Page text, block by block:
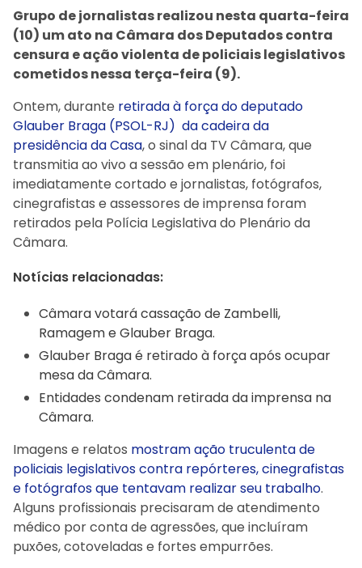
Grupo de jornalistas realizou nesta quarta-feira
(10) um ato na Câmara dos Deputados contra
censura e ação violenta de policiais legislativos
cometidos nessa terça-feira (9).
Ontem, durante retirada à força do deputado
Glauber Braga (PSOL-RJ) da cadeira da
presidência da Casa, o sinal da TV Câmara, que
transmitia ao vivo a sessão em plenário, foi
imediatamente cortado e jornalistas, fotógrafos,
cinegrafistas e assessores de imprensa foram
retirados pela Polícia Legislativa do Plenário da
Câmara.
Notícias relacionadas:
Câmara votará cassação de Zambelli,
Ramagem e Glauber Braga.
Glauber Braga é retirado à força após ocupar
mesa da Câmara.
Entidades condenam retirada da imprensa na
Câmara.
Imagens e relatos mostram ação truculenta de
policiais legislativos contra repórteres, cinegrafistas
e fotógrafos que tentavam realizar seu trabalho.
Alguns profissionais precisaram de atendimento
médico por conta de agressões, que incluíram
puxões, cotoveladas e fortes empurrões.